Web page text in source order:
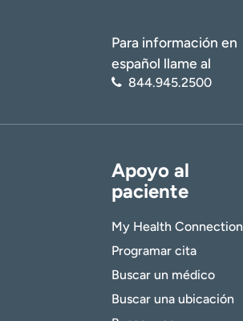
Para información en
español llame al
844.945.2500
Apoyo al
paciente
My Health Connection
Programar cita
Buscar un médico
Buscar una ubicación